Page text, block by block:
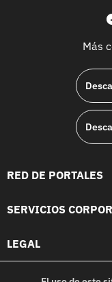
Más
RED DE PORTALES
SERVICIOS
LEGAL